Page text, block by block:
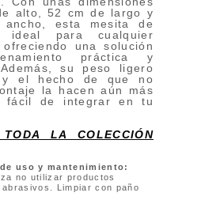
alto, 52 cm de largo y
esta mesita de
ideal para cualquier
una solución
práctica y
su peso ligero
el hecho de que no
la hacen aún más
fácil de integrar en tu
TODA LA COLECCIÓN
uso y mantenimiento:
no utilizar productos
Limpiar con paño